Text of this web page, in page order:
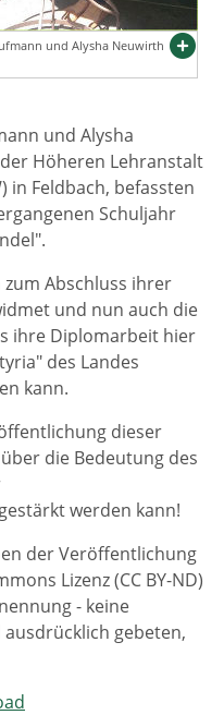
und Alysha Neuwirth
und Alysha
Höheren Lehranstalt
in Feldbach, befassten
Schuljahr
Abschluss ihrer
und nun auch die
ihre Diplomarbeit hier
des Landes
kann.
dieser
die Bedeutung des
werden kann!
der Veröffentlichung
Lizenz (CC BY-ND)
- keine
gebeten,